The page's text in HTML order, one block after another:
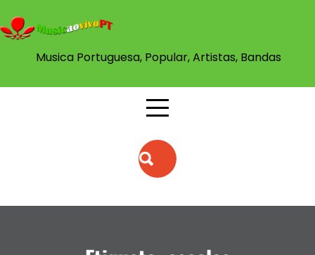
to
content
Musica Portuguesa, Popular, Artistas, Bandas